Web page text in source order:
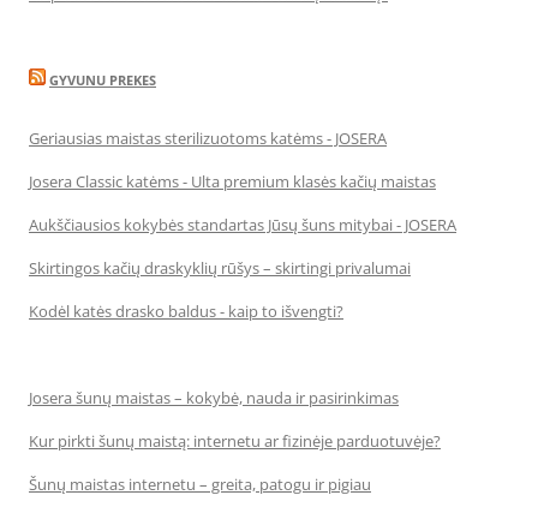
GYVUNU PREKES
Geriausias maistas sterilizuotoms katėms - JOSERA
Josera Classic katėms - Ulta premium klasės kačių maistas
Aukščiausios kokybės standartas Jūsų šuns mitybai - JOSERA
Skirtingos kačių draskyklių rūšys – skirtingi privalumai
Kodėl katės drasko baldus - kaip to išvengti?
Josera šunų maistas – kokybė, nauda ir pasirinkimas
Kur pirkti šunų maistą: internetu ar fizinėje parduotuvėje?
Šunų maistas internetu – greita, patogu ir pigiau